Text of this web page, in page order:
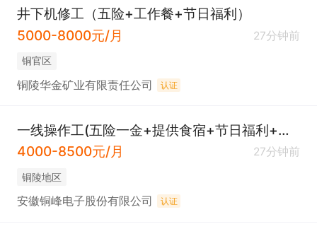
井下机修工（五险+工作餐+节日福利）
5000-8000元/月
27分钟前
铜官区
铜陵华金矿业有限责任公司 认证
一线操作工(五险一金+提供食宿+节日福利+班车接送）
4000-8500元/月
27分钟前
铜陵地区
安徽铜峰电子股份有限公司 认证